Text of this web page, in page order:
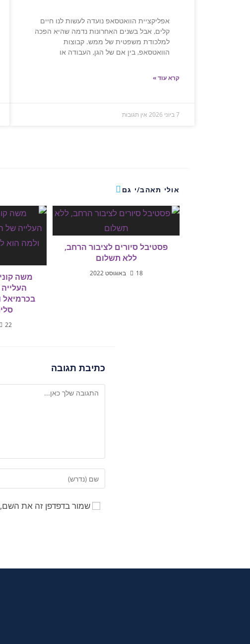
אפליקציית הוואטסאפ נועדה לעשות לנו חיים
קלים, אבל בשנים האחרונות נדמה שהיא הפכה
למלכודת משפטית של ממש. קבוצות
הוואטסאפ, בין אם של הגן, העבודה או
קרא עוד »
7 ביוני 2026 אין תגובות
אולי תאהב/י גם
משה
22 בספטמבר 2022
פסטיבל סיורים לציבור הרחב,
ללא תשלום
18 באוגוסט 2022
כתיבת תגובה
שמור בדפדפן זה את